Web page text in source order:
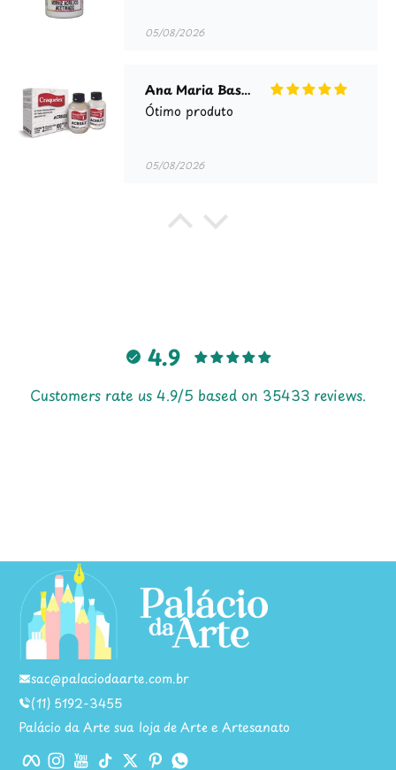
05/08/2026
Ana Maria Bastos Guimarães Guimaraes
Ótimo produto
05/08/2026
Alcides Rocha
Anônimo
04/08/2026
Frank Dieter Kindlein
Entrega dentro do prazo
Waynilde Ribas
4.9
Customers rate us 4.9/5 based on 35433 reviews.
sac@palaciodaarte.com.br
(11) 5192-3455
Palácio da Arte sua loja de Arte e Artesanato
FacebookInstagram
YouTubeTikTokTwitterPinterest